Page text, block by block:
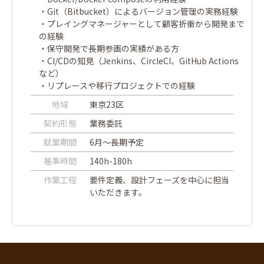
・Git（Bitbucket）によるバージョン管理の実務経験
・プレイングマネージャーとして顧客折衝から開発まで
の経験
・保守開発で長期参画の実績がある方
・CI/CDの知見（Jenkins、CircleCI、GitHub Actions
など）
・リプレースや移行プロジェクトでの経験
地域
東京23区
契約形態
業務委託
就業期間
6月～長期予定
基準時間
140h-180h
作業工程
要件定義、設計フェーズを中心に担当
いただきます。